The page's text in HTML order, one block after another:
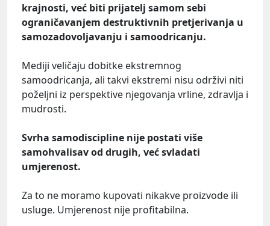
krajnosti, već biti prijatelj samom sebi
ograničavanjem destruktivnih pretjerivanja u
samozadovoljavanju i samoodricanju.
Mediji veličaju dobitke ekstremnog
samoodricanja, ali takvi ekstremi nisu održivi niti
poželjni iz perspektive njegovanja vrline, zdravlja i
mudrosti.
Svrha samodiscipline nije postati više
samohvalisav od drugih, već svladati
umjerenost.
Za to ne moramo kupovati nikakve proizvode ili
usluge. Umjerenost nije profitabilna.